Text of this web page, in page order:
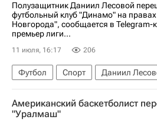
Полузащитник Даниил Лесовой
футбольный клуб "Динамо" на
Новгорода", сообщается в Telegram-
премьер лиги...
11 июля, 16:17 206
Футбол Спорт
Даниил
АЕЛ (Лимасол)
Нижний
РПЛ 2026-2027 (Чемпионат России
Американский баскетболист
"Уралмаш"